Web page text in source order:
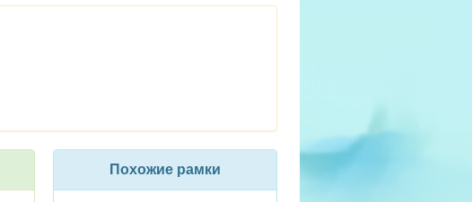
Похожие рамки